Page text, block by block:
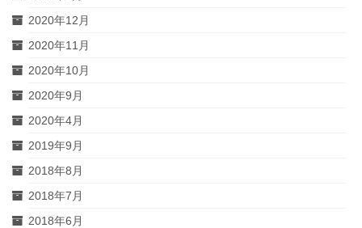
2020年12月
2020年11月
2020年10月
2020年9月
2020年4月
2019年9月
2018年8月
2018年7月
2018年6月